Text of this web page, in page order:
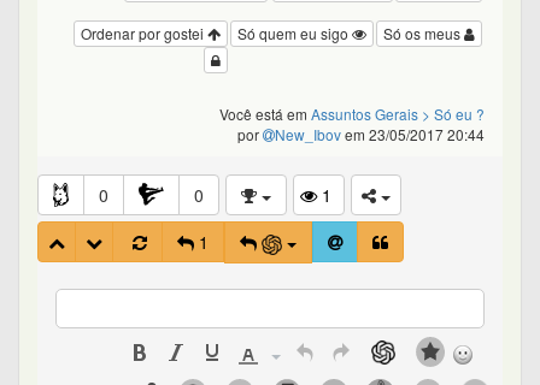
Só os meus
Só quem eu sigo
Ordenar por gostei
Você está em Assuntos Gerais > Só eu ?
por
New_Ibovem 23/05/2017 20:44
0 0
1
1